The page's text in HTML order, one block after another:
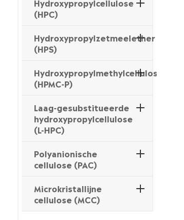
Hydroxypropylcellulose
(HPC)
Hydroxypropylzetmeelether
(HPS)
(HPMC-P)
Laag-gesubstitueerde
hydroxypropylcellulose
(L-HPC)
Polyanionische
cellulose (PAC)
Microkristallijne
cellulose (MCC)